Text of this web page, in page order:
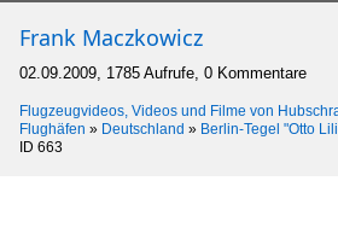
Frank Maczkowicz
02.09.2009, 1785 Aufrufe, 0 Kommentare
Flugzeugvideos, Videos und Filme von
Flughäfen » Deutschland » Berlin-Tegel "Otto
ID 663